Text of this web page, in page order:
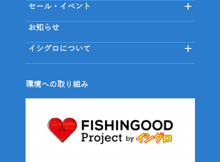
セール・イベント
お知らせ
イシグロについて
環境への取り組み